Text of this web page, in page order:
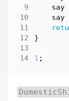
say
say
}
1 ;